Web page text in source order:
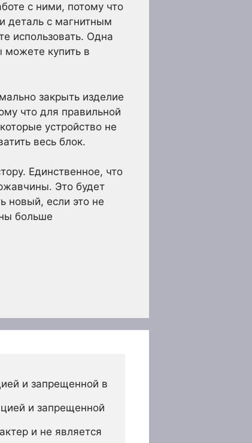
с ними, потому что
деталь с магнитным
использовать. Одна
можете купить в
закрыть изделие
что для правильной
устройство не
весь блок.
Единственное, что
Это будет
новый, если это не
больше
и запрещенной в
и запрещенной
и не является